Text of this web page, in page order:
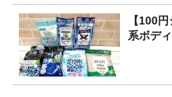
【100
系ボデ